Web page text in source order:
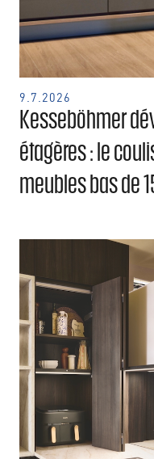
9.7.2026
Kesseböhmer
étagères : le
meubles bas de